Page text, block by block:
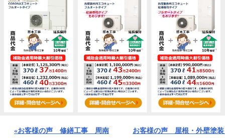
«お客様の声 修繕工事 周南
お客様の声 屋根・外壁塗